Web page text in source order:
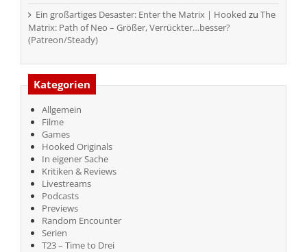
Ein großartiges Desaster: Enter the Matrix | Hooked zu The
Matrix: Path of Neo – Größer, Verrückter…besser?
(Patreon/Steady)
Kategorien
Allgemein
Filme
Games
Hooked Originals
In eigener Sache
Kritiken & Reviews
Livestreams
Podcasts
Previews
Random Encounter
Serien
T23 – Time to Drei